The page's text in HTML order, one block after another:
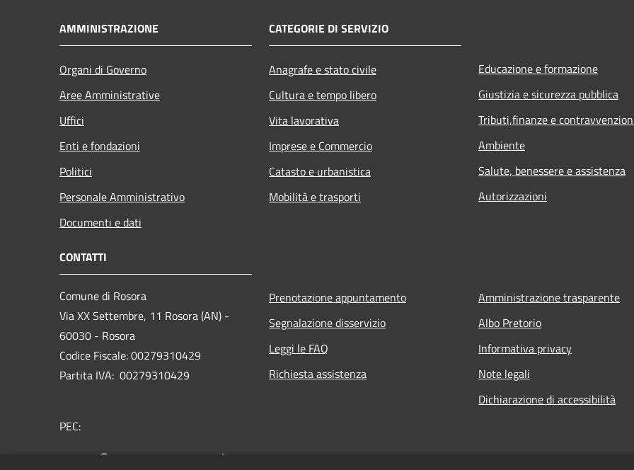
AMMINISTRAZIONE
Organi di Governo
Aree Amministrative
Uffici
Enti e fondazioni
Politici
Personale Amministrativo
Documenti e dati
CATEGORIE DI SERVIZIO
Anagrafe e stato civile
Cultura e tempo libero
Vita lavorativa
Imprese e Commercio
Catasto e urbanistica
Mobilità e trasporti
Educazione e formazione
Giustizia e sicurezza pubblica
Tributi,finanze e
Ambiente
Salute, benessere e assistenza
Autorizzazioni
CONTATTI
Comune di Rosora
Via XX Settembre, 11 Rosora (AN) -
60030 - Rosora
Codice Fiscale: 00279310429
Partita IVA: 00279310429
PEC:
comune@pec.comune.rosora.an.it
Prenotazione appuntamento
Segnalazione disservizio
Leggi le FAQ
Richiesta assistenza
Amministrazione trasparente
Albo Pretorio
Informativa privacy
Note legali
Dichiarazione di accessibilità